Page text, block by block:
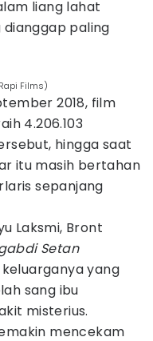
liang lahat
paling
Films)
2018, film
4.206.103
hingga saat
itu masih bertahan
sepanjang
Laksmi, Bront
Setan
yang
sang ibu
misterius.
mencekam